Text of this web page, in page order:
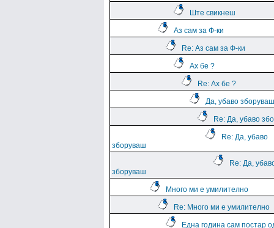
Ште свикнеш
Аз сам за Ф-ки
Re: Аз сам за Ф-ки
Ах бе ?
Re: Ах бе ?
Да, убаво зборуваш
Re: Да, убаво
Re: Да, убаво
зборуваш
Re: Да,
зборуваш
Много ми е умилително
Re: Много ми е умилително
Една година сам постар